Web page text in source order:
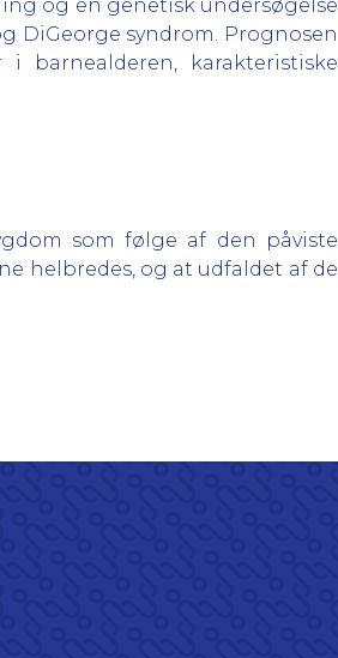
og en genetisk undersøgelse
DiGeorge syndrom. Prognosen
barnealderen, karakteristiske
som følge af den påviste
helbredes, og at udfaldet af de